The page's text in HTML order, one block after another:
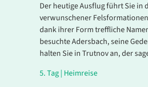
Es konnten keine gültigen
Der heutige Ausflug führt Sie
verwunschener
dank ihrer Form treffliche
besuchte Adersbach, seine
halten Sie in Trutnov an, der
5.Tag | Heimreise